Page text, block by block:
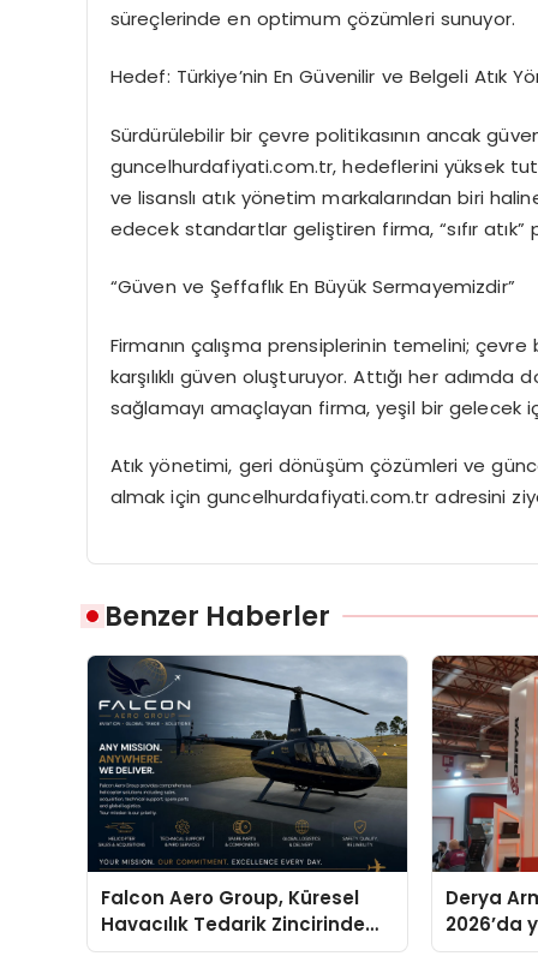
süreçlerinde en optimum çözümleri sunuyor.
Hedef: Türkiye’nin En Güvenilir ve Belgeli Atık
Sürdürülebilir bir çevre politikasının ancak
guncelhurdafiyati.com.tr, hedeflerini yüksek
ve lisanslı atık yönetim markalarından biri
edecek standartlar geliştiren firma, “sıfır
“Güven ve Şeffaflık En Büyük Sermayemizdir”
Firmanın çalışma prensiplerinin temelini;
karşılıklı güven oluşturuyor. Attığı her
sağlamayı amaçlayan firma, yeşil bir gelecek
Atık yönetimi, geri dönüşüm çözümleri ve
almak için guncelhurdafiyati.com.tr adresini
Benzer Haberler
Falcon Aero Group, Küresel
Havacılık Tedarik Zincirinde
Türkiye’den Dünyaya Açılıyor
Derya
2026’da
global